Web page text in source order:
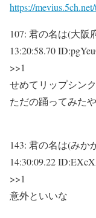
https://
107: 君の名は(大阪
13:20:58.70
>>1
せめてリップシン
ただの踊ってみた
143: 君の名は(みか
14:30:09.22
>>1
意外といいな